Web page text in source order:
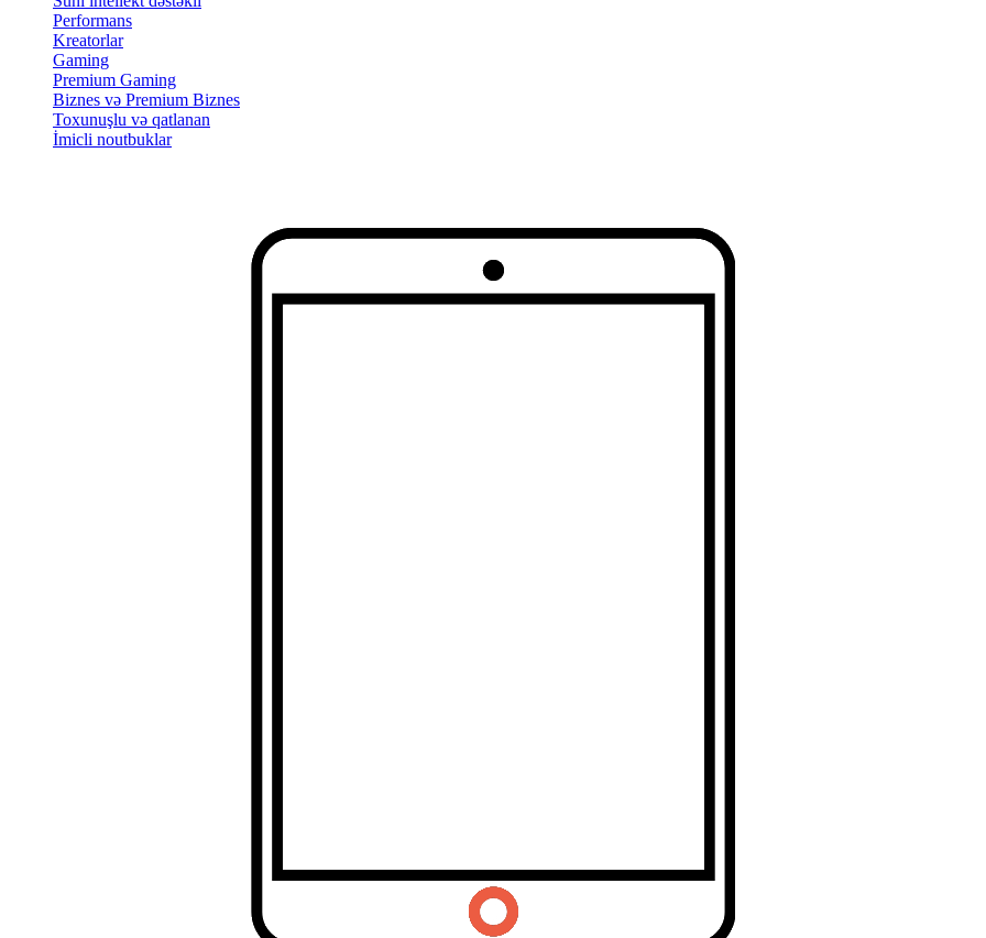
Performans
Kreatorlar
Gaming
Premium Gaming
Biznes və Premium Biznes
Toxunuşlu və qatlanan
İmicli noutbuklar